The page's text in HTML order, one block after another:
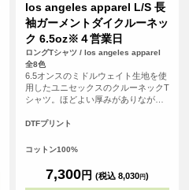
los angeles apparel L/S 長
袖ガーメントダイクルーネッ
ク 6.5oz※４営業日
ロングTシャツ / los angeles apparel
全8色
6.5オンスのミドルウェイト生地を使
用したユニセックスのクルーネックT
シャツ。ほどよい厚みがありながら
ンナーとしても使いやすいバランス
ス生産ならではのベーシックでタフ
ん、プリントやカスタム用ボディと
しても幅広く活用できる一着です。
DTFプリント
コットン100%
7,300円 (税込 8,030円)